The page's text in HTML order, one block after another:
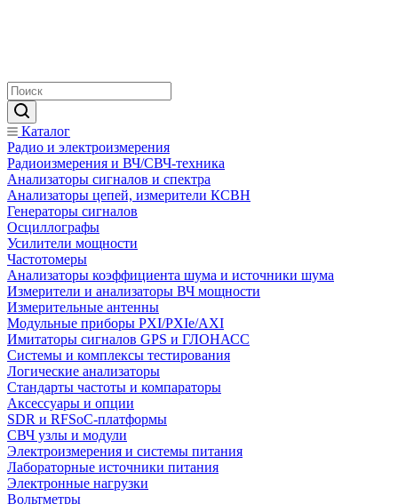
Каталог
Радио и электроизмерения
Радиоизмерения и ВЧ/СВЧ-техника
Анализаторы сигналов и спектра
Анализаторы цепей, измерители КСВН
Генераторы сигналов
Осциллографы
Усилители мощности
Частотомеры
Анализаторы коэффициента шума и источники шума
Измерители и анализаторы ВЧ мощности
Измерительные антенны
Модульные приборы PXI/PXIe/AXI
Имитаторы сигналов GPS и ГЛОНАСС
Системы и комплексы тестирования
Логические анализаторы
Стандарты частоты и компараторы
Аксессуары и опции
SDR и RFSoC‑платформы
СВЧ узлы и модули
Электроизмерения и системы питания
Лабораторные источники питания
Электронные нагрузки
Вольтметры